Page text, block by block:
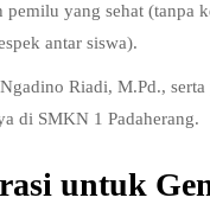
pemilu yang sehat (tanpa
antar siswa).
Riadi, M.Pd.,
di SMKN 1 Padaherang.
untuk